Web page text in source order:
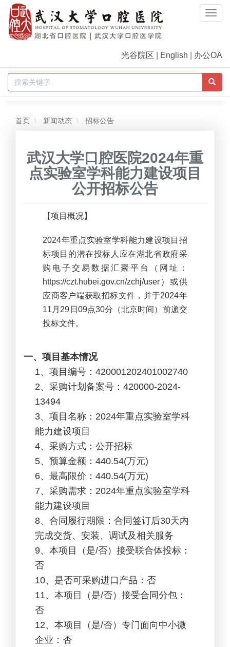
光谷院区 English 办公OA
首页 新闻动态 招标公告
武汉大学口腔医院2024年重
点实验室学科能力建设项目
公开招标公告
【项目概况】
2024年重点实验室学科能力建设项目招
标项目的潜在投标人应在湖北省政府采
购电子交易数据汇聚平台（网址：
https://czt.hubei.gov.cn/zchj/user）或供
应商客户端获取招标文件，并于2024年
11月29日09点30分（北京时间）前递交
投标文件。
一、项目基本情况
1、项目编号：420001202401002740
2、采购计划备案号：420000-2024-
13494
3、项目名称：2024年重点实验室学科
能力建设项目
4、采购方式：公开招标
5、预算金额：440.54(万元)
6、最高限价：440.54(万元)
7、采购需求：2024年重点实验室学科
能力建设项目
8、合同履行期限：合同签订后30天内
完成交货、安装、调试及相关服务
9、本项目（是/否）接受联合体投标：
否
10、是否可采购进口产品：否
11、本项目（是/否）接受合同分包：
否
12、本项目（是/否）专门面向中小微
企业：否